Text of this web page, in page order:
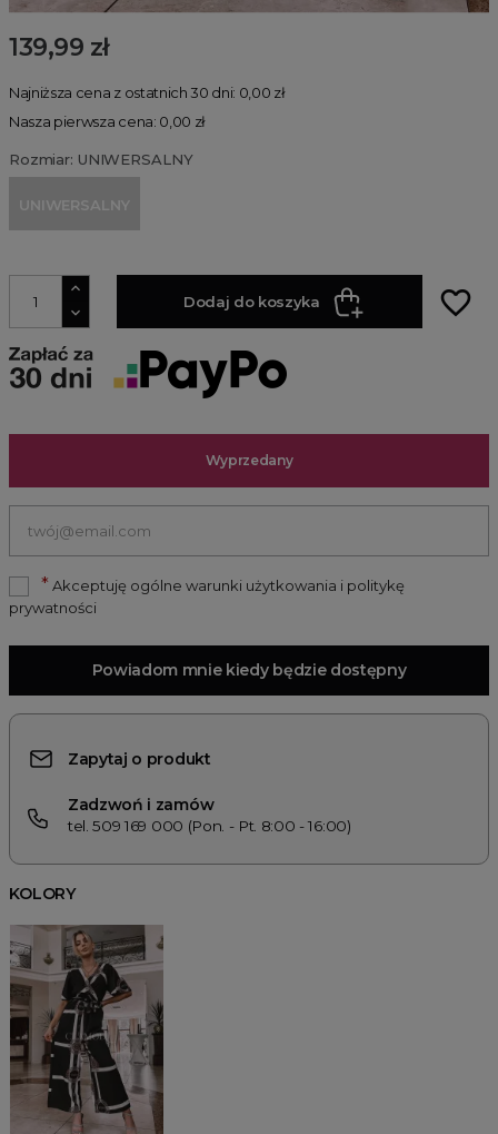
139,99 zł
Najniższa cena z ostatnich 30 dni: 0,00 zł
Nasza pierwsza cena: 0,00 zł
Rozmiar: UNIWERSALNY
UNIWERSALNY
Dodaj do koszyka favorite_border
Wyprzedany
* Akceptuję ogólne warunki użytkowania i politykę
prywatności
Powiadom mnie kiedy będzie dostępny
Zapytaj o produkt
Zadzwoń i zamów
tel. 509 169 000 (Pon. - Pt. 8:00 - 16:00)
KOLORY